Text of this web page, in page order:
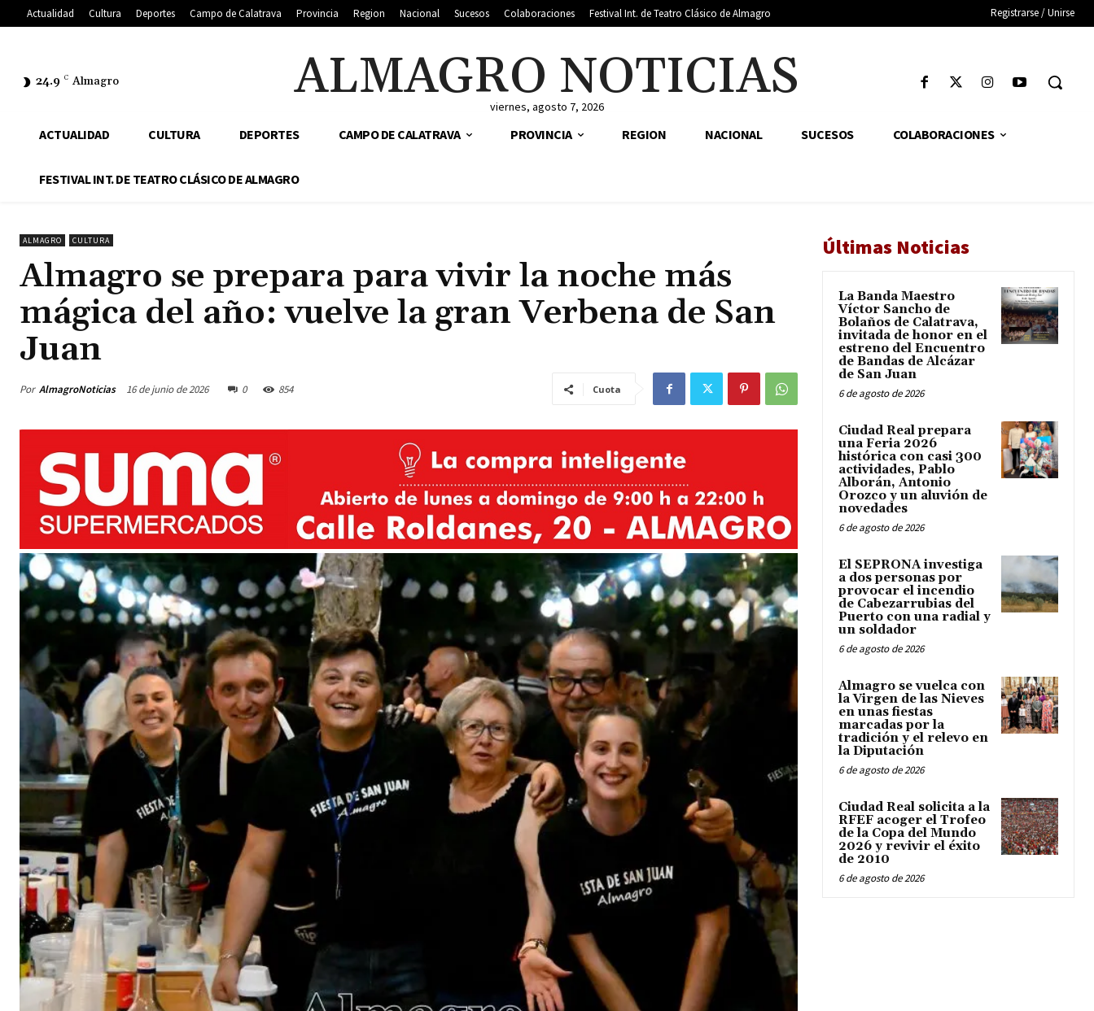
Actualidad Cultura Deportes Campo de Calatrava Provincia Region Nacional Sucesos Colaboraciones Festival Int. de Teatro Clásico de Almagro Registrarse / Unirse
24.9 C Almagro ALMAGRO NOTICIAS
viernes, agosto 7, 2026
ACTUALIDAD CULTURA DEPORTES CAMPO DE CALATRAVA PROVINCIA REGION NACIONAL SUCESOS COLABORACIONES
FESTIVAL INT. DE TEATRO CLÁSICO DE ALMAGRO
ALMAGRO CULTURA
Almagro se prepara para vivir la noche más
mágica del año: vuelve la gran Verbena de San
Juan
Por AlmagroNoticias 16 de junio de 2026 0 854 Cuota
Últimas Noticias
La Banda Maestro
Víctor Sancho de
Bolaños de Calatrava,
invitada de honor en el
estreno del Encuentro
de Bandas de Alcázar
de San Juan
6 de agosto de 2026
Ciudad Real prepara
una Feria 2026
histórica con casi 300
actividades, Pablo
Alborán, Antonio
Orozco y un aluvión de
novedades
6 de agosto de 2026
El SEPRONA investiga
a dos personas por
provocar el incendio
de Cabezarrubias del
Puerto con una radial y
un soldador
6 de agosto de 2026
Almagro se vuelca con
la Virgen de las Nieves
en unas fiestas
marcadas por la
tradición y el relevo en
la Diputación
6 de agosto de 2026
Ciudad Real solicita a la
RFEF acoger el Trofeo
de la Copa del Mundo
2026 y revivir el éxito
de 2010
6 de agosto de 2026